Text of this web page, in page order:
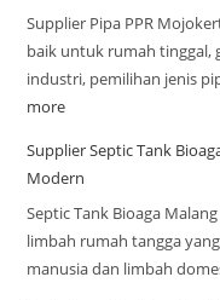
Supplier Pipa PPR
baik untuk rumah tinggal,
industri, pemilihan jenis
more
Supplier Septic Tank
Modern
Septic Tank Bioaga
limbah rumah tangga
manusia dan limbah